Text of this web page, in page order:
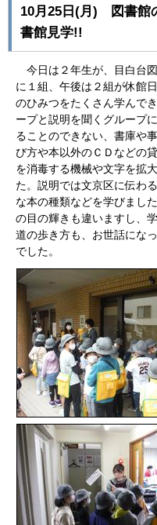
10月25日(月) 図書館
書館見学!!
今日は２年生が、目白台
に１組、午後は２組が休館
のひみつをたくさん学んで
ープと説明を聞くグループ
ることのできない、書庫や
び方や本以外のＣＤなどの
を消毒する機械や文字を拡
た。 説明では文京区に伝わ
な本の種類などを学びまし
の目の輝きも違いますし、
道の歩き方も、お世話にな
でした。